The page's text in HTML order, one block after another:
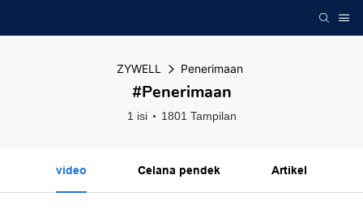
ZYWELL Penerimaan
#Penerimaan
1 isi 1801 Tampilan
video Celana pendek Artikel